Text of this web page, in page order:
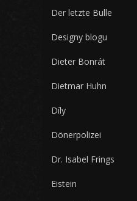
Der letzte Bulle
Designy blogu
Dieter Bonrát
Dietmar Huhn
Díly
Dönerpolizei
Dr. Isabel Frings
Eistein